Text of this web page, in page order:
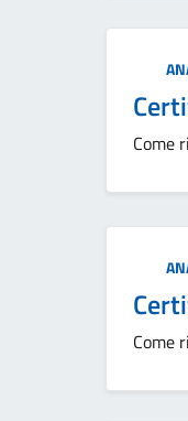
Come
Come